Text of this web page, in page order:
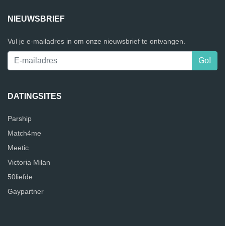
NIEUWSBRIEF
Vul je e-mailadres in om onze nieuwsbrief te ontvangen.
DATINGSITES
Parship
Match4me
Meetic
Victoria Milan
50liefde
Gaypartner